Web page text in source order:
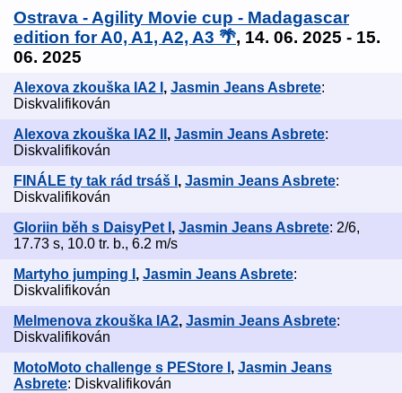
Ostrava - Agility Movie cup - Madagascar
edition for A0, A1, A2, A3 🌴, 14. 06. 2025 - 15.
06. 2025
Alexova zkouška IA2 I , Jasmin Jeans Asbrete:
Diskvalifikován
Alexova zkouška IA2 II , Jasmin Jeans Asbrete:
Diskvalifikován
FINÁLE ty tak rád trsáš I , Jasmin Jeans Asbrete:
Diskvalifikován
Gloriin běh s DaisyPet I , Jasmin Jeans Asbrete: 2/6,
17.73 s, 10.0 tr. b., 6.2 m/s
Martyho jumping I , Jasmin Jeans Asbrete:
Diskvalifikován
Melmenova zkouška IA2, Jasmin Jeans Asbrete:
Diskvalifikován
MotoMoto challenge s PEStore I , Jasmin Jeans
Asbrete: Diskvalifikován